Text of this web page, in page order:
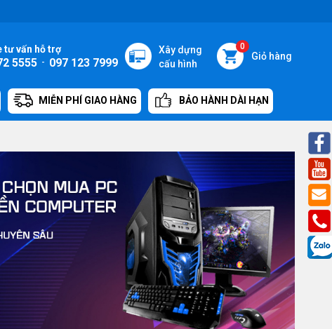
0
Giỏ hàng
Xây dựng
cấu hình
tư vấn hỗ trợ
5555 - 097 123 7999
MIỄN PHÍ GIAO HÀNG BẢO HÀNH DÀI HẠN